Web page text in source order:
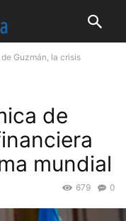
Guzmán, la crisis
de
mundial
0
679